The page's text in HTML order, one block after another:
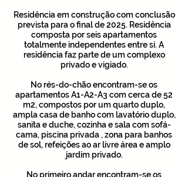
Residência em construção com conclusão
prevista para o final de 2025. Residência
composta por seis apartamentos
totalmente independentes entre si. A
residência faz parte de um complexo
privado e vigiado.
No rés-do-chão encontram-se os
apartamentos A1-A2-A3 com cerca de 52
m2, compostos por um quarto duplo,
ampla casa de banho com lavatório duplo,
sanita e duche, cozinha e sala com sofá-
cama, piscina privada , zona para banhos
de sol, refeições ao ar livre área e amplo
jardim privado.
No primeiro andar encontram-se os